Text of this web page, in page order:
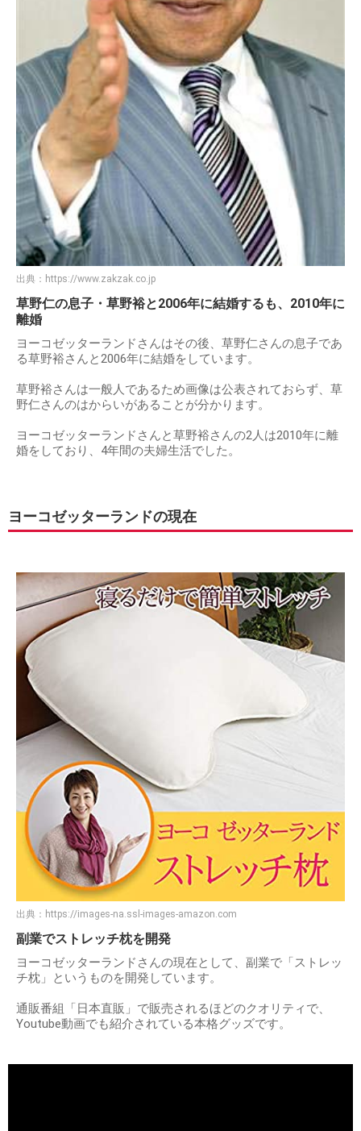
出典： https://www.zakzak.co.jp
草野仁の息子・草野裕と2006年に結婚するも、2010年に
離婚
ヨーコゼッターランドさんはその後、草野仁さんの息子であ
る草野裕さんと2006年に結婚をしています。
草野裕さんは一般人であるため画像は公表されておらず、草
野仁さんのはからいがあることが分かります。
ヨーコゼッターランドさんと草野裕さんの2人は2010年に離
婚をしており、4年間の夫婦生活でした。
ヨーコゼッターランドの現在
出典： https://images-na.ssl-images-amazon.com
副業でストレッチ枕を開発
ヨーコゼッターランドさんの現在として、副業で「ストレッ
チ枕」というものを開発しています。
通販番組「日本直販」で販売されるほどのクオリティで、
Youtube動画でも紹介されている本格グッズです。